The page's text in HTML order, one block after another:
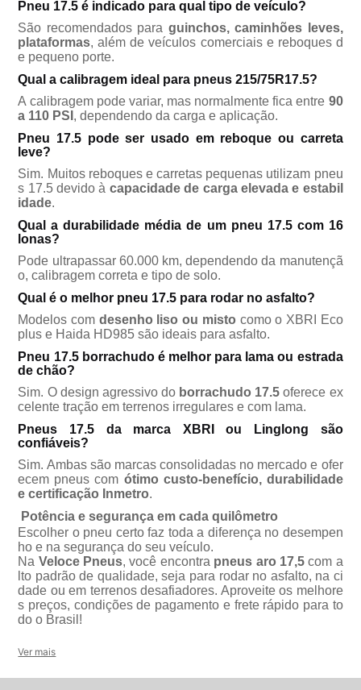
Pneu 17.5 é indicado para qual tipo de veículo?
São recomendados para guinchos, caminhões leves,
plataformas, além de veículos comerciais e reboques d
e pequeno porte.
Qual a calibragem ideal para pneus 215/75R17.5?
A calibragem pode variar, mas normalmente fica entre 90
a 110 PSI , dependendo da carga e aplicação.
Pneu 17.5 pode ser usado em reboque ou carreta
leve?
Sim. Muitos reboques e carretas pequenas utilizam pneu
s 17.5 devido à capacidade de carga elevada e estabil
idade.
Qual a durabilidade média de um pneu 17.5 com 16
lonas?
Pode ultrapassar 60.000 km, dependendo da manutenç
o, calibragem correta e tipo de solo.
Qual é o melhor pneu 17.5 para rodar no asfalto?
Modelos com desenho liso ou misto como o XBRI Eco
plus e Haida HD985 são ideais para asfalto.
Pneu 17.5 borrachudo é melhor para lama ou estrada
de chão?
Sim. O design agressivo do borrachudo 17.5 oferece ex
celente tração em terrenos irregulares e com lama.
Pneus 17.5 da marca XBRI ou Linglong são
confiáveis?
Sim. Ambas são marcas consolidadas no mercado e ofer
ecem pneus com ótimo custo-benefício, durabilidade
e certificação Inmetro.
Potência e segurança em cada quilômetro
Escolher o pneu certo faz toda a diferença no desempen
ho e na segurança do seu veículo.
Na Veloce Pneus, você encontra pneus aro 17,5com a
lto padrão de qualidade, seja para rodar no asfalto, na ci
dade ou em terrenos desafiadores. Aproveite os melhore
s preços, condições de pagamento e frete rápido para to
do o Brasil!
Ver mais